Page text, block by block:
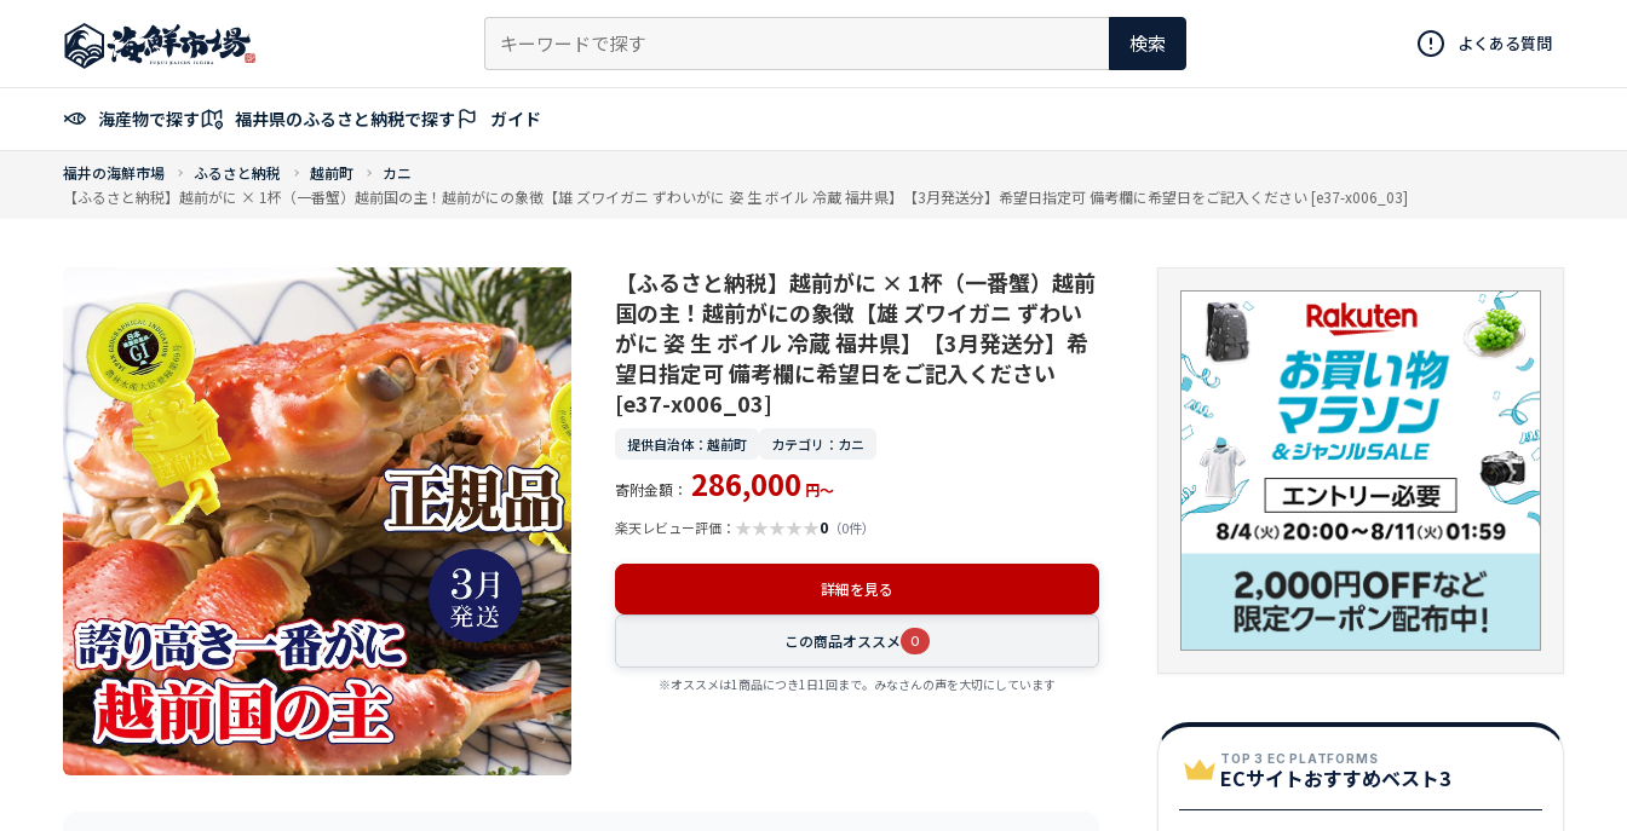
ン
へ
検索 よくある質問
海産物で探す 福井県のふるさと納税で探す ガイド
福井の海鮮市場 ふるさと納税 越前町
カニ
【ふるさと納税】越前がに × 1杯（一番蟹）越前国の主！越前がにの象徴【雄 ズワイガニ ずわいがに 姿 生 ボイル 冷蔵 福井県】【3月発送分】希望日指定可 備考欄に希望日をご記入ください [e37-x006_03]
【ふるさと納税】越前がに × 1杯（一番蟹）越前
国の主！越前がにの象徴【雄 ズワイガニ ずわい
がに 姿 生 ボイル 冷蔵 福井県】【3月発送分】希
望日指定可 備考欄に希望日をご記入ください
[e37-x006_03]
提供自治体：越前町 カテゴリ：カニ
寄附金額： 286,000 円～
楽天レビュー評価： ★★★★★0 （0件）
詳細を見る
この商品オススメ 0
※オススメは1商品につき1日1回まで。みなさんの声を大切にしています
TOP 3 EC PLATFORMS
ECサイトおすすめベスト3